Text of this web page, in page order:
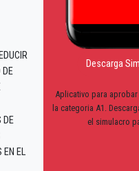
DE
DE
EN EL
Descarga
Aplicativo para
la categoria A1.
el simulacro